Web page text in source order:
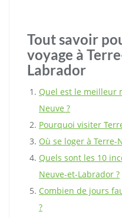
Tout savoir
voyage à
Labrador
Quel est le meilleur
Neuve ?
Pourquoi visiter
Où se loger à Terre-
Quels sont les 10
Neuve-et-Labrador ?
Combien de jours
?